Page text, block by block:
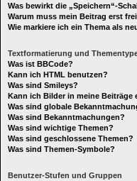
Was bewirkt die „Speichern“-
Warum muss mein Beitrag erst
Wie markiere ich ein Thema als
Textformatierung und
Was ist BBCode?
Kann ich HTML benutzen?
Was sind Smileys?
Kann ich Bilder in meine Beiträge
Was sind globale
Was sind Bekanntmachungen?
Was sind wichtige Themen?
Was sind geschlossene Themen?
Was sind Themen-Symbole?
Benutzer-Stufen und Gruppen